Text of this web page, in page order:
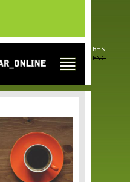
BHS
ENG